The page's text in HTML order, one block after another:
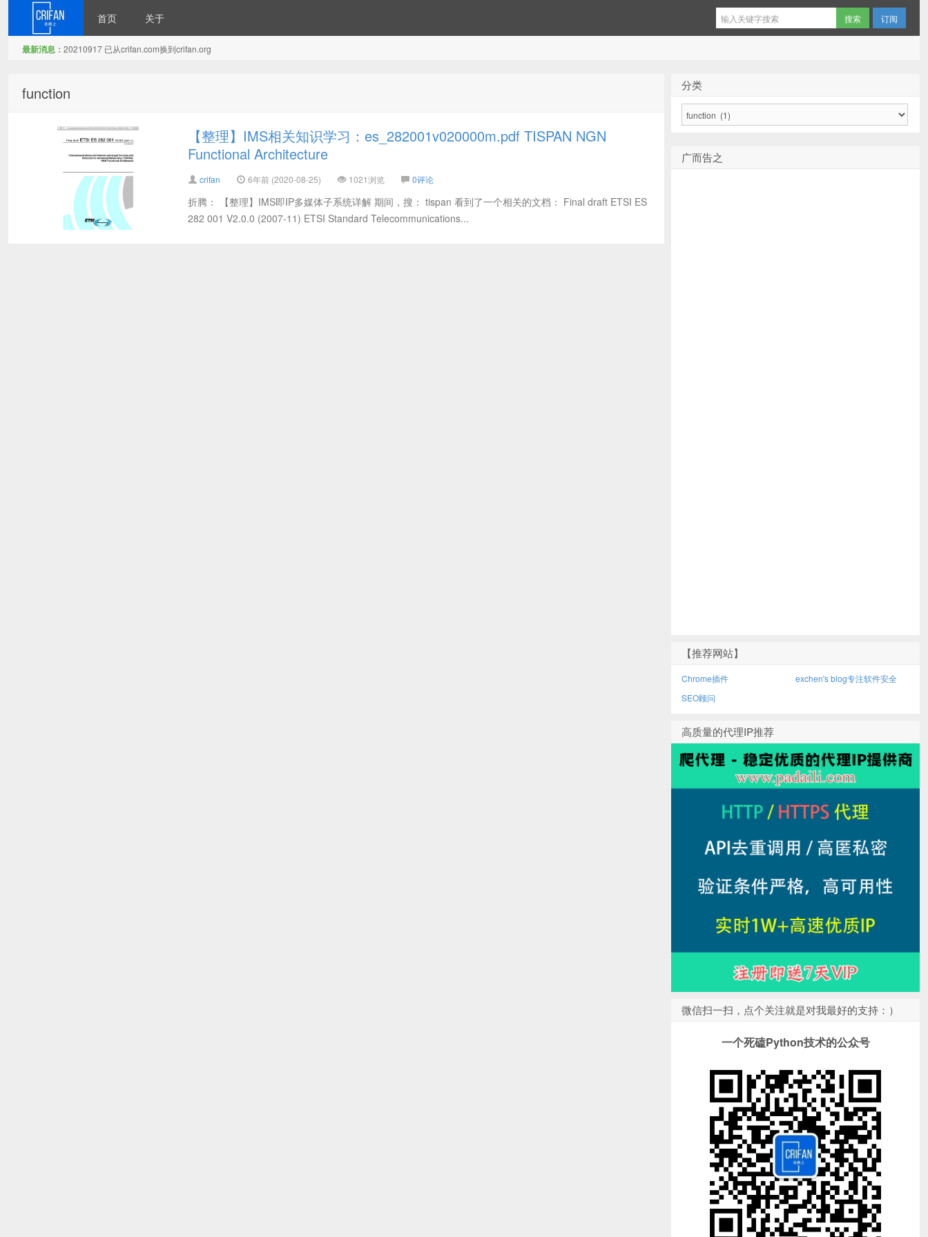
首页 关于 订阅
最新消息： 20210917 已从crifan.com换到crifan.org
function
【整理】IMS相关知识学习：es_282001v020000m.pdf TISPAN NGN
Functional Architecture
crifan 6年前 (2020-08-25) 1021浏览 0评论
折腾： 【整理】IMS即IP多媒体子系统详解 期间，搜： tispan 看到了一个相关的文档： Final draft ETSI ES
282 001 V2.0.0 (2007-11) ETSI Standard Telecommunications...
分类
广而告之
【推荐网站】
Chrome插件
exchen's blog专注软件安全
SEO顾问
高质量的代理IP推荐
微信扫一扫，点个关注就是对我最好的支持：）
一个死磕Python技术的公众号